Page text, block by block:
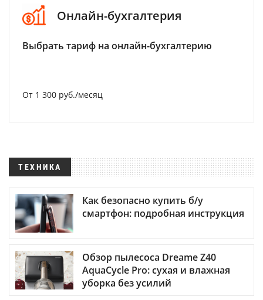
Онлайн-бухгалтерия
Выбрать тариф на онлайн-бухгалтерию
От 1 300 руб./месяц
ТЕХНИКА
Как безопасно купить б/у
смартфон: подробная инструкция
Обзор пылесоса Dreame Z40
AquaCycle Pro: сухая и влажная
уборка без усилий